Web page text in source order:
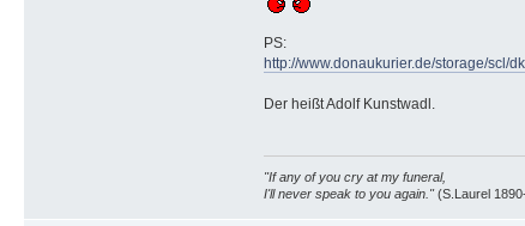
PS:
http://www.donaukurier.de/storage/scl/
Der heißt Adolf Kunstwadl.
"If any of you cry at my funeral,
I'll never speak to you again."(S.Laurel